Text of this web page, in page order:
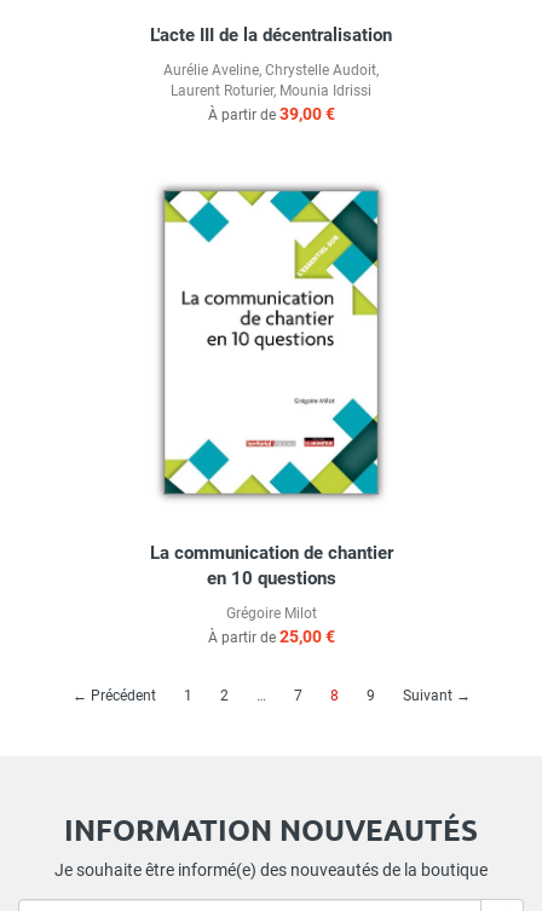
L'acte III de la décentralisation
Aurélie Aveline, Chrystelle Audoit,
Laurent Roturier, Mounia Idrissi
À partir de 39,00 €
La communication de chantier
en 10 questions
Grégoire Milot
À partir de 25,00 €
← Précédent 1 2 … 7 8(current)
9 Suivant →
INFORMATION NOUVEAUTÉS
Je souhaite être informé(e) des nouveautés de la boutique